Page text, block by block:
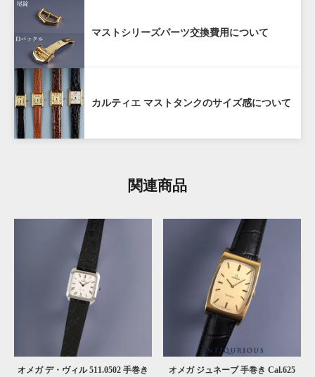
購入商品のお買取額を一定期間保証する「買戻し保
証」サービスをご提供しております。
当店で購入された時計を再度当店にお売りいただく場
合、ご購入から１年以内であれば購入価格の80%（税
抜き）で買い戻しいたします。
ANTIQURIOUS銀座店及び弊社オンラインサイトのど
たしますので、お気軽にご相談ください。
ビームスライフ横浜店及びメルカリ・ラクマ
などECモールでの販売商品は対象外となります。
詳しくはこちら
マストシリーズパーツ交換費用について
カルティエ マストタンクのサイズ感について
関連商品
オメガ デ・ヴィル 511.0502 手巻き
オメガ ジュネーブ 手巻き Cal.625